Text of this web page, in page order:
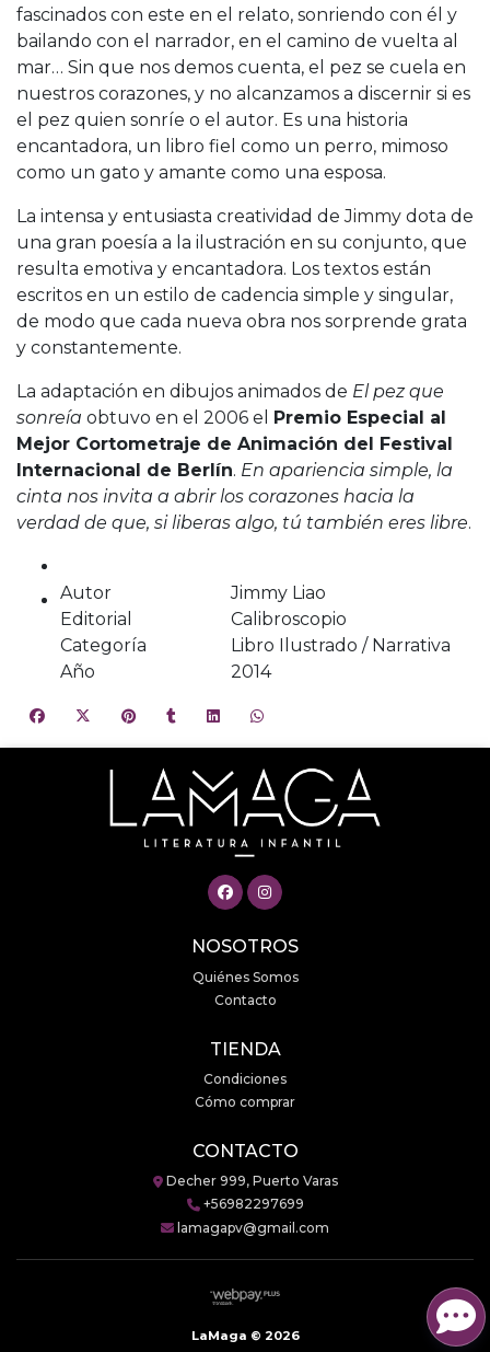
fascinados con este en el relato, sonriendo con él y
bailando con el narrador, en el camino de vuelta al
mar… Sin que nos demos cuenta, el pez se cuela en
nuestros corazones, y no alcanzamos a discernir si es
el pez quien sonríe o el autor. Es una historia
encantadora, un libro fiel como un perro, mimoso
como un gato y amante como una esposa.
La intensa y entusiasta creatividad deJimmy dota de
una gran poesía a la ilustración en su conjunto, que
resulta emotiva y encantadora. Los textos están
escritos en un estilo de cadencia simple y singular,
de modo que cada nueva obra nos sorprende grata
y constantemente.
La adaptación en dibujos animados de El pez que
sonreía obtuvo en el 2006 el Premio Especial al
Mejor Cortometraje de Animación del Festival
Internacional de Berlín. En apariencia simple, la
cinta nos invita a abrir los corazones hacia la
verdad de que, si liberas algo, tú también eres libre.
Autor
Jimmy Liao
Editorial
Calibroscopio
Categoría
Libro Ilustrado / Narrativa
Año
2014
NOSOTROS
Quiénes Somos
Contacto
TIENDA
Condiciones
Cómo comprar
CONTACTO
Decher 999, Puerto Varas
+56982297699
lamagapv@gmail.com
LaMaga © 2026